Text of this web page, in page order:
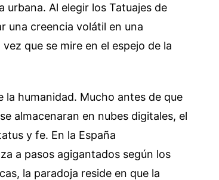
urbana. Al elegir los Tatuajes de
una creencia volátil en una
que se mire en el espejo de la
la humanidad. Mucho antes de que
almacenaran en nubes digitales, el
y fe. En la España
a pasos agigantados según los
la paradoja reside en que la